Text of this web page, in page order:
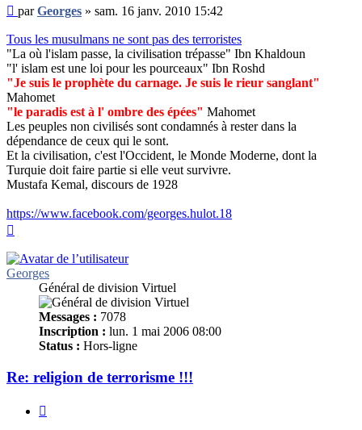
Message
non
lu
parGeorges » sam. 16 janv. 2010 15:42
Tous les musulmans ne sont pas des terroristes
"La où l'islam passe, la civilisation trépasse" Ibn Khaldoun
"l' islam est une loi pour les pourceaux" Ibn Roshd
"Je suis le prophète du carnage. Je suis le rieur sanglant"
Mahomet
"le paradis est à l' ombre des épées" Mahomet
Les peuples non civilisés sont condamnés à rester dans la
dépendance de ceux qui le sont.
Et la civilisation, c'est l'Occident, le Monde Moderne, dont la
Turquie doit faire partie si elle veut survivre.
Mustafa Kemal, discours de 1928
https://www.facebook.com/georges.hulot.18
Georges
Général de division Virtuel
Messages : 7078
Inscription : lun. 1 mai 2006 08:00
Status : Hors-ligne
Re: religion de terrorisme !!!